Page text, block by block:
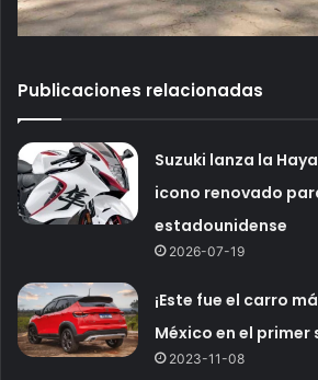
Publicaciones relacionadas
Suzuki lanza la
icono renovado
estadounidense
2026-07-19
¡Este fue el carro
México en el primer
2023-11-08